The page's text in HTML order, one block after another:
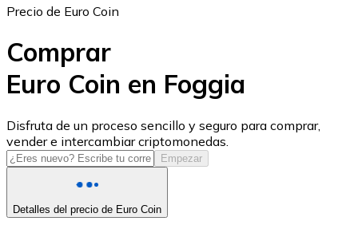
USD Coin
USDC
Precio de Euro Coin
Comprar
Euro Coin en Foggia
Disfruta de un proceso sencillo y seguro para comprar,
vender e intercambiar criptomonedas.
Empezar
Detalles del precio de Euro Coin